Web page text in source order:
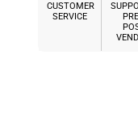
CUSTOMER
SERVICE